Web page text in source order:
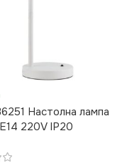
Настолна лампа
220V IP20